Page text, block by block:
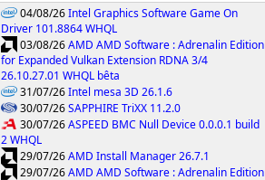
04/08/26Intel Graphics Software Game On
Driver 101.8864 WHQL
03/08/26AMD AMD Software : Adrenalin Edition
for Expanded Vulkan Extension RDNA 3/4
26.10.27.01 WHQL bêta
31/07/26Intel mesa 3D 26.1.6
30/07/26SAPPHIRE TriXX 11.2.0
30/07/26ASPEED BMC Null Device 0.0.0.1 build
2 WHQL
29/07/26AMD Install Manager 26.7.1
29/07/26AMD AMD Software : Adrenalin Edition